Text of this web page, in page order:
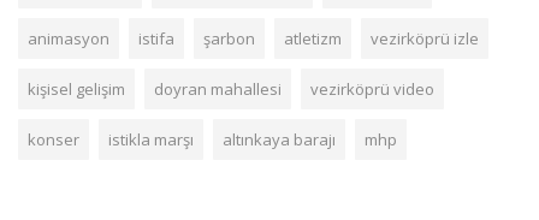
animasyon istifa şarbon atletizm vezirköprü izle
kişisel gelişim doyran mahallesi vezirköprü video
konser istikla marşı altınkaya barajı mhp